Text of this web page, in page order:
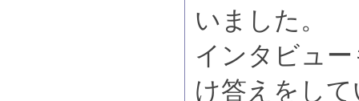
いました。
インタビュ
け答えをし